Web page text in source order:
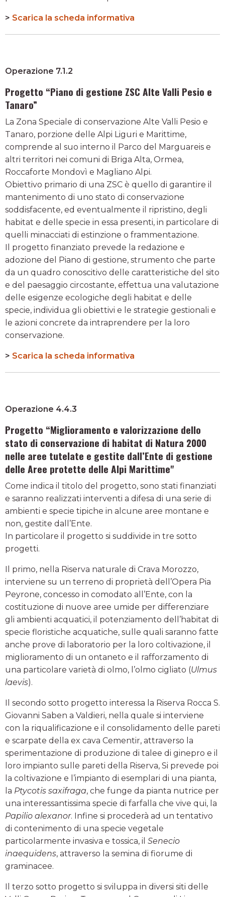
> Scarica la scheda informativa
Operazione 7.1.2
Progetto “Piano di gestione ZSC Alte Valli Pesio e
Tanaro”
La Zona Speciale di conservazione Alte Valli Pesio e
Tanaro, porzione delle Alpi Liguri e Marittime,
comprende al suo interno il Parco del Marguareis e
altri territori nei comuni di Briga Alta, Ormea,
Roccaforte Mondovì e Magliano Alpi.
Obiettivo primario di una ZSC è quello di garantire il
mantenimento di uno stato di conservazione
soddisfacente, ed eventualmente il ripristino, degli
habitat e delle specie in essa presenti, in particolare di
quelli minacciati di estinzione o frammentazione.
Il progetto finanziato prevede la redazione e
adozione del Piano di gestione, strumento che parte
da un quadro conoscitivo delle caratteristiche del sito
e del paesaggio circostante, effettua una valutazione
delle esigenze ecologiche degli habitat e delle
specie, individua gli obiettivi e le strategie gestionali e
le azioni concrete da intraprendere per la loro
conservazione.
> Scarica la scheda informativa
Operazione 4.4.3
Progetto “Miglioramento e valorizzazione dello
stato di conservazione di habitat di Natura 2000
nelle aree tutelate e gestite dall’Ente di gestione
delle Aree protette delle Alpi Marittime"
Come indica il titolo del progetto, sono stati finanziati
e saranno realizzati interventi a difesa di una serie di
ambienti e specie tipiche in alcune aree montane e
non, gestite dall’Ente.
In particolare il progetto si suddivide in tre sotto
progetti.
Il primo, nella Riserva naturale di Crava Morozzo,
interviene su un terreno di proprietà dell’Opera Pia
Peyrone, concesso in comodato all’Ente, con la
costituzione di nuove aree umide per differenziare
gli ambienti acquatici, il potenziamento dell’habitat di
specie floristiche acquatiche, sulle quali saranno fatte
anche prove di laboratorio per la loro coltivazione, il
miglioramento di un ontaneto e il rafforzamento di
una particolare varietà di olmo, l’olmo cigliato (Ulmus
laevis).
Il secondo sotto progetto interessa la Riserva Rocca S.
Giovanni Saben a Valdieri, nella quale si interviene
con la riqualificazione e il consolidamento delle pareti
e scarpate della ex cava Cementir, attraverso la
sperimentazione di produzione di talee di ginepro e il
loro impianto sulle pareti della Riserva, Si prevede poi
la coltivazione e l’impianto di esemplari di una pianta,
la Ptycotis saxifraga, che funge da pianta nutrice per
una interessantissima specie di farfalla che vive qui, la
Papilio alexanor. Infine si procederà ad un tentativo
di contenimento di una specie vegetale
particolarmente invasiva e tossica, il Senecio
inaequidens, attraverso la semina di fiorume di
graminacee.
Il terzo sotto progetto si sviluppa in diversi siti delle